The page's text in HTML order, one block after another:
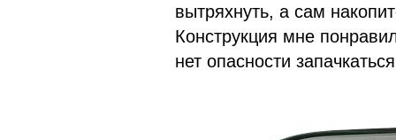
вытряхнуть, а сам
Конструкция мне
нет опасности